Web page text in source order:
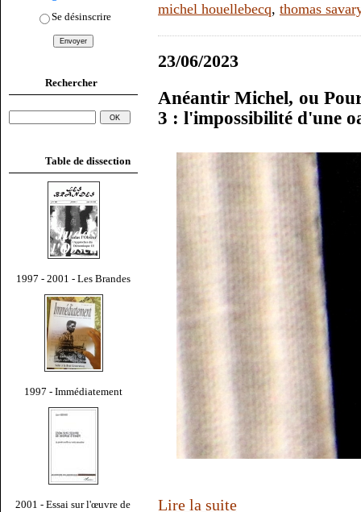
Se désinscrire
Rechercher
Table de dissection
1997 - 2001 - Les Brandes
1997 - Immédiatement
2001 - Essai sur l'œuvre de
michel houellebecq, thomas
23/06/2023
Anéantir Michel, ou
3 : l'impossibilité d'une
Lire la suite